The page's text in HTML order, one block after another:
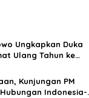
Ungkapkan Duka
Ulang Tahun ke
Kunjungan PM
Indonesia-